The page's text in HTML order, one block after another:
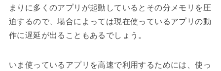
まりに多くのアプリが起動しているとその分メモリを圧
迫するので、場合によっては現在使っているアプリの動
作に遅延が出ることもあるでしょう。
いま使っているアプリを高速で利用するためには、使っ